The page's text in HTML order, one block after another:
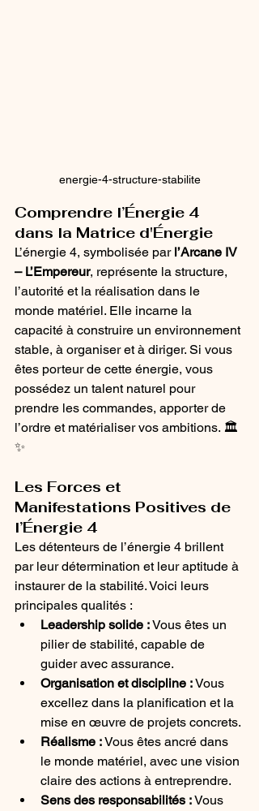
energie-4-structure-stabilite
Comprendre l’Énergie 4
dans la Matrice d'Énergie
L’énergie 4, symbolisée par l’Arcane IV
– L’Empereur, représente la structure,
l’autorité et la réalisation dans le
monde matériel. Elle incarne la
capacité à construire un environnement
stable, à organiser et à diriger. Si vous
êtes porteur de cette énergie, vous
possédez un talent naturel pour
prendre les commandes, apporter de
l’ordre et matérialiser vos ambitions. 🏛
✨
Les Forces et
Manifestations Positives de
l’Énergie 4
Les détenteurs de l’énergie 4 brillent
par leur détermination et leur aptitude à
instaurer de la stabilité. Voici leurs
principales qualités :
Leadership solide : Vous êtes un
pilier de stabilité, capable de
guider avec assurance.
Organisation et discipline : Vous
excellez dans la planification et la
mise en œuvre de projets concrets.
Réalisme : Vous êtes ancré dans
le monde matériel, avec une vision
claire des actions à entreprendre.
Sens des responsabilités : Vous